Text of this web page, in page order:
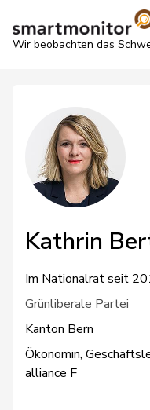
Wir beobachten das
Kathrin
Im Nationalrat seit
Grünliberale Partei
Kanton Bern
Ökonomin,
alliance F